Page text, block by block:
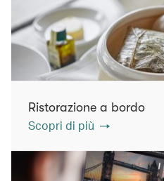
Ristorazione a bordo
Scopri di più